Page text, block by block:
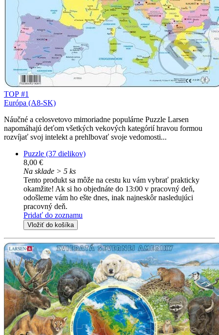
TOP #1
Európa (A8-SK)
Náučné a celosvetovo mimoriadne populárne Puzzle Larsen
napomáhajú deťom všetkých vekových kategórií hravou formou
rozvíjať svoj intelekt a prehlbovať svoje vedomosti...
Puzzle (37 dielikov)
8,00 €
Na sklade > 5 ks
Tento produkt sa môže na cestu ku vám vybrať prakticky
okamžite! Ak si ho objednáte do 13:00 v pracovný deň,
odošleme vám ho ešte dnes, inak najneskôr nasledujúci
pracovný deň.
Pridať do zoznamu
Vložiť do košíka